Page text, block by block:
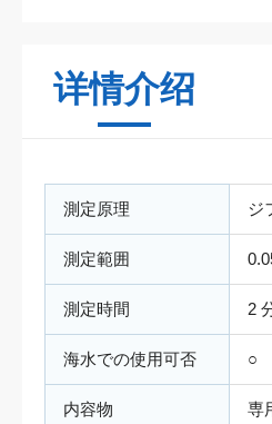
详情介绍
測定原理 ジ
測定範囲
測定時間 2
海水での使用可否 ○
内容物 専